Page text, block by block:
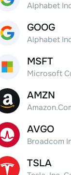
GOOG
MSFT
AMZN
AVGO
TSLA